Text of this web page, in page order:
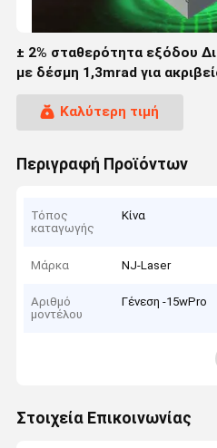
± 2% σταθερότητα εξόδου
με δέσμη 1,3mrad για
Καλύτερη τιμή
Περιγραφή Προϊόντων
Τόπος
καταγωγής
Κίνα
Μάρκα NJ-Laser
Αριθμό
μοντέλου
Γένεση -15wPro
Στοιχεία Επικοινωνίας